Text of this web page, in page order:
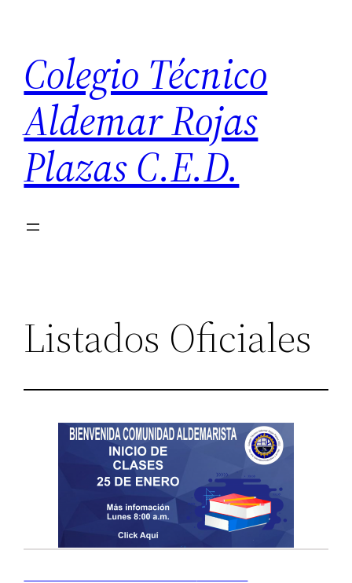
contenido
Colegio Técnico
Aldemar Rojas
Plazas C.E.D.
Listados Oficiales